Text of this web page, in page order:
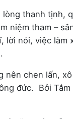
lòng thanh tịnh,
niệm tham –
lời nói, việc làm
nên chen lấn,
đức. Bởi Tắm